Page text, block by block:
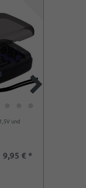
und
9,95 € *